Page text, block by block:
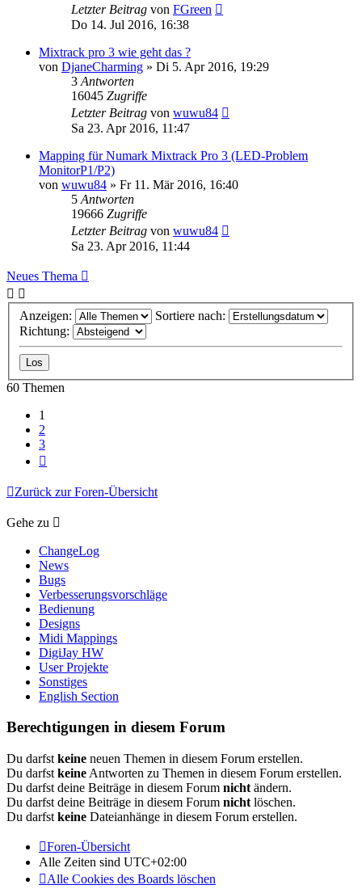
Letzter Beitrag von FGreen
Do 14. Jul 2016, 16:38
Mixtrack pro 3 wie geht das ?
von DjaneCharming » Di 5. Apr 2016, 19:29
3 Antworten
16045 Zugriffe
Letzter Beitrag von wuwu84
Sa 23. Apr 2016, 11:47
Mapping für Numark Mixtrack Pro 3 (LED-Problem
MonitorP1/P2)
von wuwu84 » Fr 11. Mär 2016, 16:40
5 Antworten
19666 Zugriffe
Letzter Beitrag von wuwu84
Sa 23. Apr 2016, 11:44
Neues Thema
Anzeigen:
Sortiere nach:
Richtung:
60 Themen
1
2
3
Zurück zur Foren-Übersicht
Gehe zu
ChangeLog
News
Bugs
Verbesserungsvorschläge
Bedienung
Designs
Midi Mappings
DigiJay HW
User Projekte
Sonstiges
English Section
Berechtigungen in diesem Forum
Du darfst keine neuen Themen in diesem Forum erstellen.
Du darfst keine Antworten zu Themen in diesem Forum erstellen.
Du darfst deine Beiträge in diesem Forum nicht ändern.
Du darfst deine Beiträge in diesem Forum nicht löschen.
Du darfst keine Dateianhänge in diesem Forum erstellen.
Foren-Übersicht
Alle Zeiten sind UTC+02:00
Alle Cookies des Boards löschen